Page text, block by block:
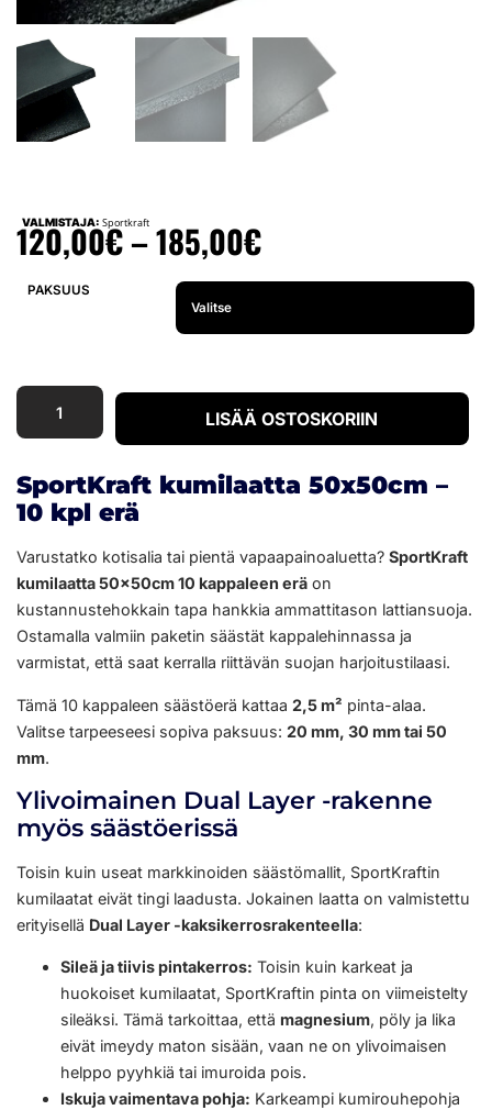
VALMISTAJA: Sportkraft
120,00€–185,00€
PAKSUUS
LISÄÄ OSTOSKORIIN
SportKraft kumilaatta 50x50cm –
10 kpl erä
Varustatko kotisalia tai pientä vapaapainoaluetta? SportKraft
kumilaatta 50x50cm 10 kappaleen erä on
kustannustehokkain tapa hankkia ammattitason lattiansuoja.
Ostamalla valmiin paketin säästät kappalehinnassa ja
varmistat, että saat kerralla riittävän suojan harjoitustilaasi.
Tämä 10 kappaleen säästöerä kattaa 2,5 m² pinta-alaa.
Valitse tarpeeseesi sopiva paksuus: 20 mm, 30 mm tai 50
mm.
Ylivoimainen Dual Layer -rakenne
myös säästöerissä
Toisin kuin useat markkinoiden säästömallit, SportKraftin
kumilaatat eivät tingi laadusta. Jokainen laatta on valmistettu
erityisellä Dual Layer -kaksikerrosrakenteella:
Sileä ja tiivis pintakerros: Toisin kuin karkeat ja
huokoiset kumilaatat, SportKraftin pinta on viimeistelty
sileäksi. Tämä tarkoittaa, että magnesium, pöly ja lika
eivät imeydy maton sisään, vaan ne on ylivoimaisen
helppo pyyhkiä tai imuroida pois.
Iskuja vaimentava pohja: Karkeampi kumirouhepohja